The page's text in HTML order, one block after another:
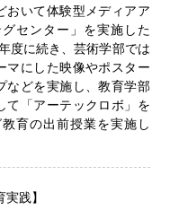
おいて体験型メディアア
センター」を実施した
度に続き、芸術学部では
マにした映像やポスター
などを実施し、教育学部
て「アーテックロボ」を
育の出前授業を実施し
践】